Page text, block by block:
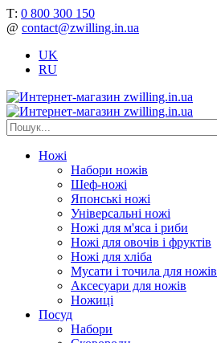
Т: 0 800 300 150
@ contact@zwilling.in.ua
UK
RU
Ножі
Набори ножів
Шеф-ножі
Японські ножі
Універсальні ножі
Ножі для м'яса і риби
Ножі для овочів і фруктів
Ножі для хліба
Мусати і точила для ножів
Аксесуари для ножів
Ножиці
Посуд
Набори